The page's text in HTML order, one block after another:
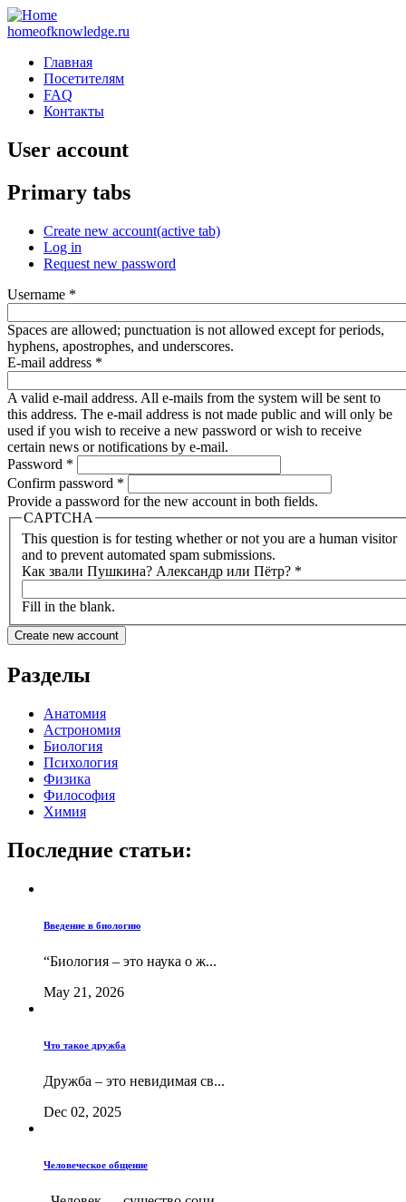
homeofknowledge.ru
Главная
Посетителям
FAQ
Контакты
User account
Primary tabs
Create new account(active tab)
Log in
Request new password
Username *
Spaces are allowed; punctuation is not allowed except for periods,
hyphens, apostrophes, and underscores.
E-mail address *
A valid e-mail address. All e-mails from the system will be sent to
this address. The e-mail address is not made public and will only be
used if you wish to receive a new password or wish to receive
certain news or notifications by e-mail.
Password *
Confirm password *
Provide a password for the new account in both fields.
CAPTCHA
This question is for testing whether or not you are a human visitor
and to prevent automated spam submissions.
Как звали Пушкина? Александр или Пётр? *
Fill in the blank.
Разделы
Анатомия
Астрономия
Биология
Психология
Физика
Философия
Химия
Последние статьи:
Введение в биологию
“Биология – это наука о ж...
May 21, 2026
Что такое дружба
Дружба – это невидимая св...
Dec 02, 2025
Человеческое общение